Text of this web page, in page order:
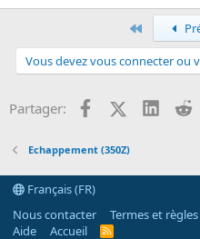
Premier
Vous devez vous connecter ou
Partager: FacebookX (Twitter)
Echappement (350Z)
Français (FR)
Nous contacter
Termes et règles
Aide
Accueil
R